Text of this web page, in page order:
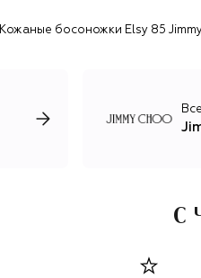
Кожаные босоножки Elsy 85
С